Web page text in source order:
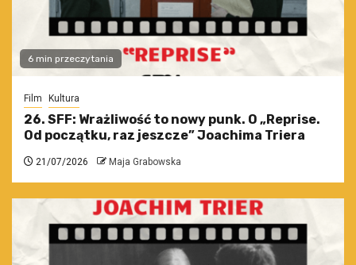
6 min przeczytania
Film Kultura
26. SFF: Wrażliwość to nowy punk. O „Reprise.
Od początku, raz jeszcze” Joachima Triera
21/07/2026 Maja Grabowska